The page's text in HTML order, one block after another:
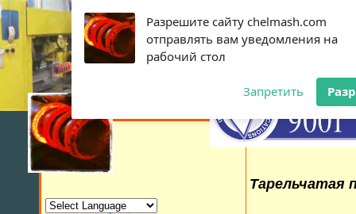
Разрешите сайту chelmash.com
отправлять вам уведомления на
рабочий стол
Запретить
Тарельчатая